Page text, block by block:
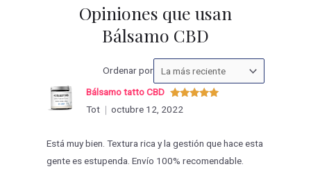
Opiniones que usan
Bálsamo CBD
Ordenar porOrdenar
las
Valorado
con
Bálsamo tatto CBD
Tot
octubre 12, 2022
Está muy bien. Textura rica y la gestión que hace esta
gente es estupenda. Envío 100% recomendable.